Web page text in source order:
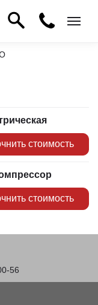
стоимость
стоимость
56